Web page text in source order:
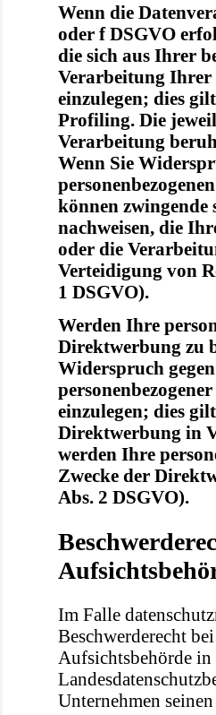
Wenn die
oder f DSGVO
die sich aus Ihrer
Verarbeitung Ihrer
einzulegen; dies
Profiling. Die
Verarbeitung
Wenn Sie
können
nachweisen, die
oder die
Verteidigung von
1 DSGVO).
Werden Ihre
Direktwerbung zu
Widerspruch
einzulegen; dies
Direktwerbung in
werden Ihre
Zwecke der
Abs. 2 DSGVO).
Im Falle
Beschwerderecht
Aufsichtsbehörde in
Unternehmen